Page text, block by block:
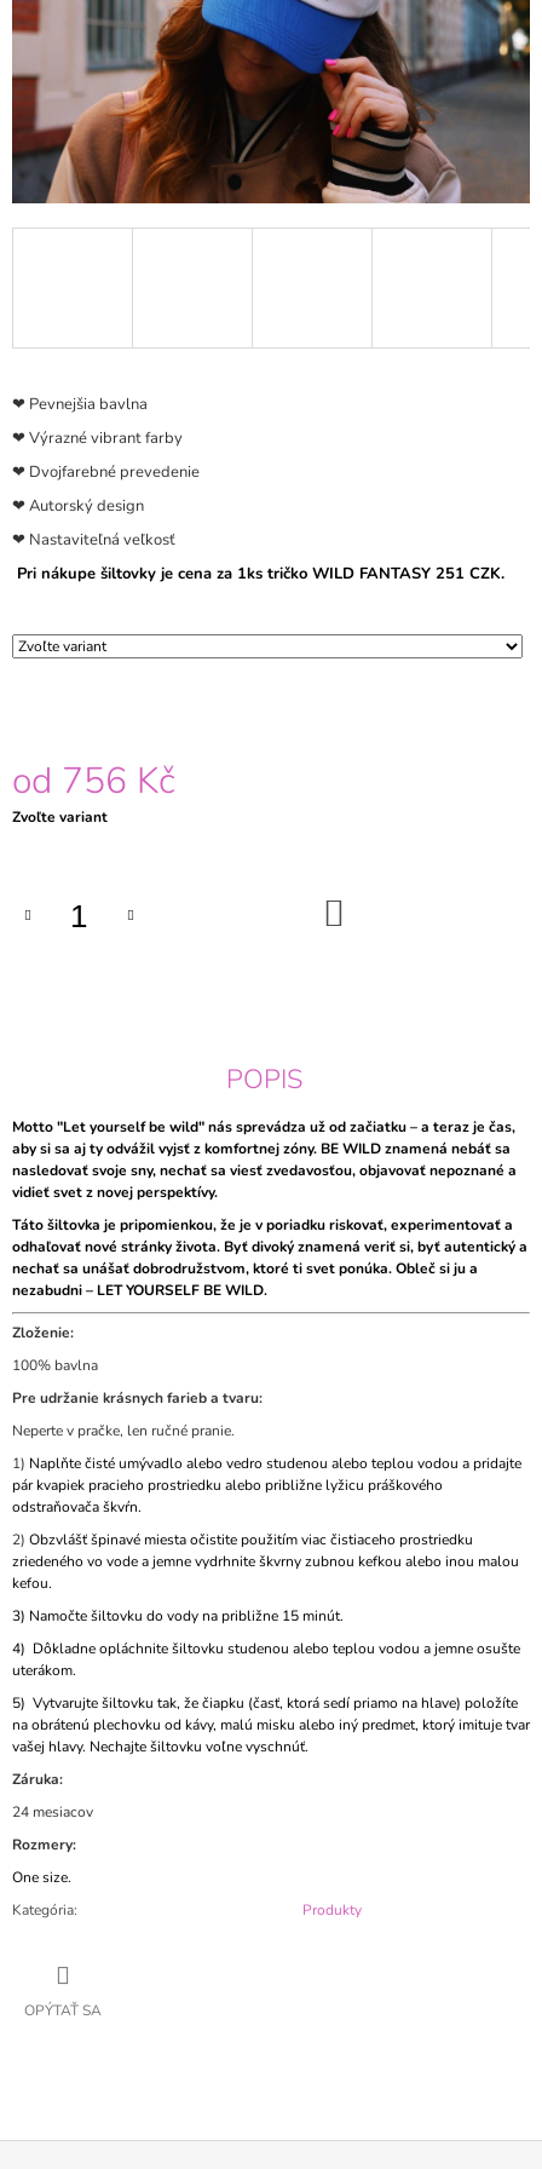
❤︎ Pevnejšia bavlna
❤︎ Výrazné vibrant farby
❤︎ Dvojfarebné prevedenie
❤︎ Autorský design
❤︎ Nastaviteľná veľkosť
Pri nákupe šiltovky je cena za 1ks tričko WILD FANTASY 251 CZK.
od 756 Kč
Jednotková
Zvoľte variant
POPIS
Motto "Let yourself be wild" nás sprevádza už od začiatku – a teraz je čas,
aby si sa aj ty odvážil vyjsť z komfortnej zóny. BE WILD znamená nebáť sa
nasledovať svoje sny, nechať sa viesť zvedavosťou, objavovať nepoznané a
vidieť svet z novej perspektívy.
Táto šiltovka je pripomienkou, že je v poriadku riskovať, experimentovať a
odhaľovať nové stránky života. Byť divoký znamená veriť si, byť autentický a
nechať sa unášať dobrodružstvom, ktoré ti svet ponúka. Obleč si ju a
nezabudni – LET YOURSELF BE WILD.
Zloženie:
100% bavlna
Pre udržanie krásnych farieb a tvaru:
Neperte v pračke, len ručné pranie.
1) Naplňte čisté umývadlo alebo vedro studenou alebo teplou vodou a pridajte
pár kvapiek pracieho prostriedku alebo približne lyžicu práškového
odstraňovača škvŕn.
2) Obzvlášť špinavé miesta očistite použitím viac čistiaceho prostriedku
zriedeného vo vode a jemne vydrhnite škvrny zubnou kefkou alebo inou malou
kefou.
3) Namočte šiltovku do vody na približne 15 minút.
4) Dôkladne opláchnite šiltovku studenou alebo teplou vodou a jemne osušte
uterákom.
5) Vytvarujte šiltovku tak, že čiapku (časť, ktorá sedí priamo na hlave) položíte
na obrátenú plechovku od kávy, malú misku alebo iný predmet, ktorý imituje tvar
vašej hlavy. Nechajte šiltovku voľne vyschnúť.
Záruka:
24 mesiacov
Rozmery:
One size.
Kategória: Produkty
OPÝTAŤ SA
Á
J
S
Ť
?